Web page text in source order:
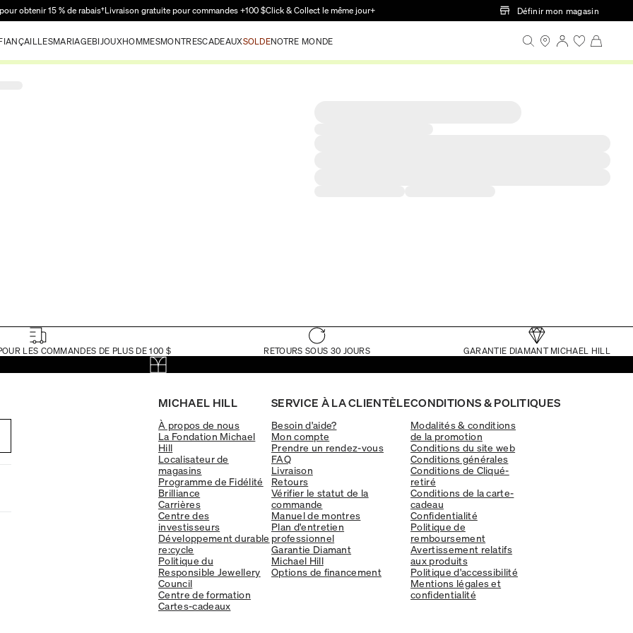
Passer au contenu principal
obtenir 15 % de rabais†Livraison gratuite pour commandes +100 $Click & Collect le même jour+ Définir mon magasin
MARIAGEBIJOUXHOMMESMONTRESCADEAUXSOLDENOTRE MONDE
LES COMMANDES DE PLUS DE 100 $ RETOURS SOUS 30 JOURS GARANTIE DIAMANT MICHAEL HILL
MICHAEL HILL
À propos de nous
La Fondation Michael
Hill
Localisateur de
magasins
Programme de Fidélité
Brilliance
Carrières
Centre des
investisseurs
Développement durable
re:cycle
Politique du
Responsible Jewellery
Council
Centre de formation
Cartes-cadeaux
SERVICE À LA CLIENTÈLE
Besoin d'aide?
Mon compte
Prendre un rendez-vous
FAQ
Livraison
Retours
Vérifier le statut de la
commande
Manuel de montres
Plan d'entretien
professionnel
Garantie Diamant
Michael Hill
Options de financement
CONDITIONS & POLITIQUES
Modalités & conditions
de la promotion
Conditions du site web
Conditions générales
Conditions de Cliqué-
retiré
Conditions de la carte-
cadeau
Confidentialité
Politique de
remboursement
Avertissement relatifs
aux produits
Politique d'accessibilité
Mentions légales et
confidentialité